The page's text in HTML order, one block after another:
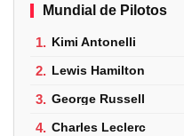
Mundial de Pilotos
1. Kimi Antonelli
2. Lewis Hamilton
3. George Russell
4. Charles Leclerc